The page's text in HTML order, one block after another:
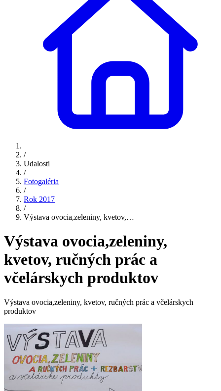
/
Udalosti
/
Fotogaléria
/
Rok 2017
/
Výstava ovocia,zeleniny, kvetov,…
Výstava ovocia,zeleniny,
kvetov, ručných prác a
včelárskych produktov
Výstava ovocia,zeleniny, kvetov, ručných prác a včelárskych
produktov